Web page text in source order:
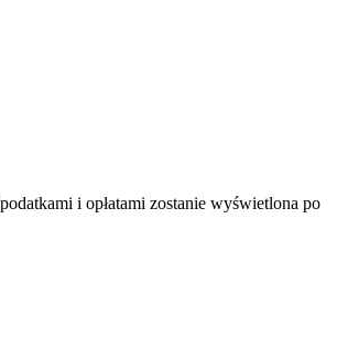
i opłatami zostanie wyświetlona po